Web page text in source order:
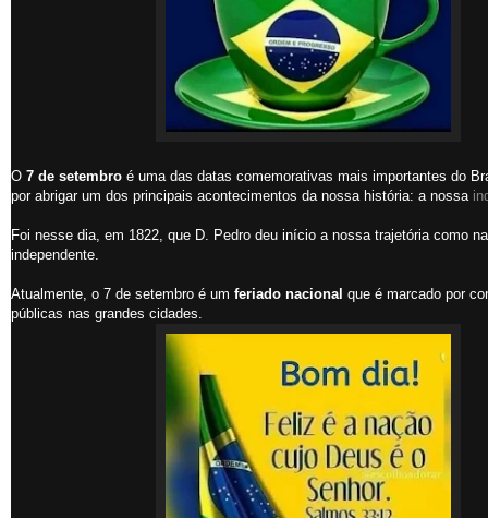
O 7 de setembro é uma das datas comemorativas mais importantes do
por abrigar um dos principais acontecimentos da nossa história: a nossa
Foi nesse dia, em 1822, que D. Pedro deu início a nossa trajetória como
independente.
Atualmente, o 7 de setembro é um feriado nacional que é marcado por
públicas nas grandes cidades.